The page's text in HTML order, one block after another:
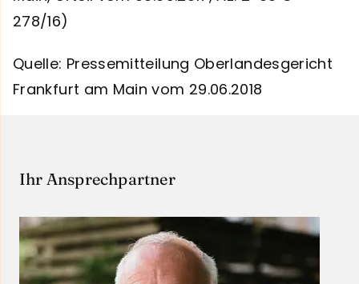
278/16)
Quelle: Pressemitteilung Oberlandesgericht
Frankfurt am Main vom 29.06.2018
Ihr Ansprechpartner